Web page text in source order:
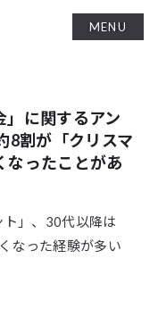
MENU
」に関するアン
8割が「クリスマ
なったことがあ
」、30代以降は
なった経験が多い